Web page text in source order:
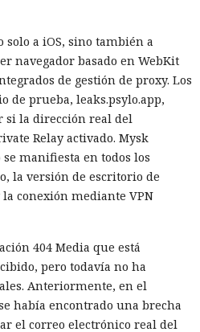
a iOS, sino también a
navegador basado en WebKit
de gestión de proxy. Los
de prueba, leaks.psylo.app,
si la dirección real del
Relay activado. Mysk
manifiesta en todos los
la versión de escritorio de
conexión mediante VPN
404 Media que está
pero todavía no ha
Anteriormente, en el
había encontrado una brecha
el correo electrónico real del